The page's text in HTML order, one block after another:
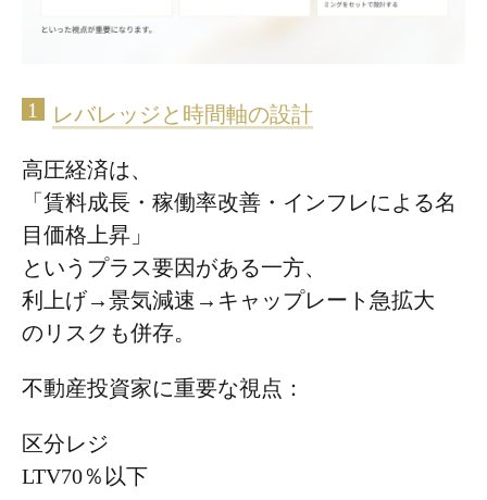
レバレッジと時間軸の設計
高圧経済は、
「賃料成長・稼働率改善・インフレによる名
目価格上昇」
というプラス要因がある一方、
利上げ→景気減速→キャップレート急拡大
のリスクも併存。
不動産投資家に重要な視点：
区分レジ
LTV70％以下